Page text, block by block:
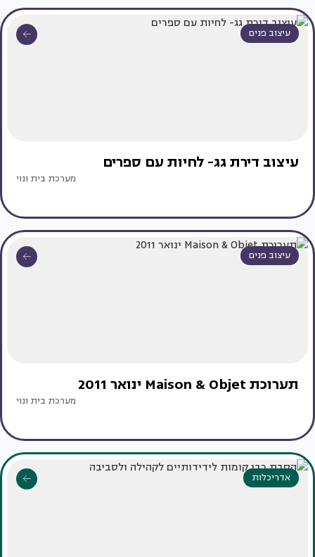
עיצוב פנים
עיצוב דירת גג- לחיות עם ספרים
מערכת בית ונוי
עיצוב פנים
תערוכת Maison & Objet ינואר 2011
מערכת בית ונוי
אדריכלות